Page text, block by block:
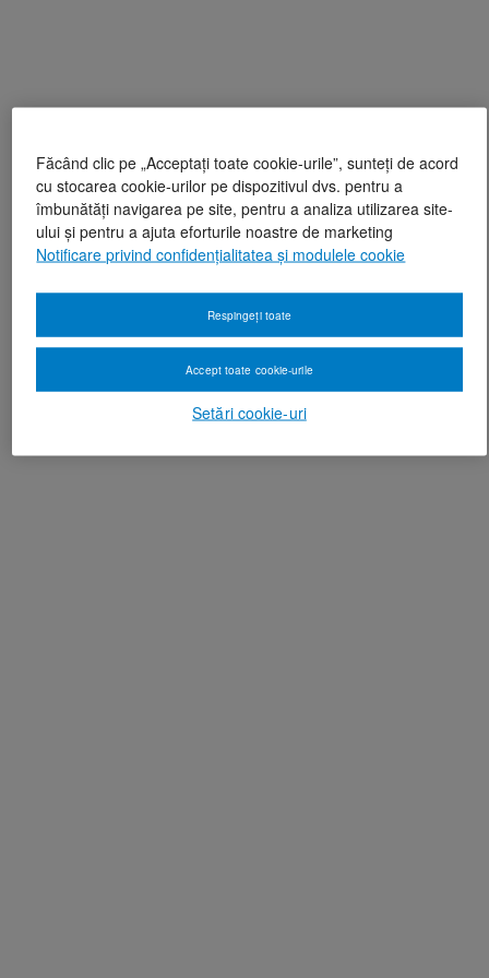
Făcând clic pe „Acceptați toate cookie-urile”, sunteți de acord
cu stocarea cookie-urilor pe dispozitivul dvs. pentru a
îmbunătăți navigarea pe site, pentru a analiza utilizarea site-
ului și pentru a ajuta eforturile noastre de marketing
Notificare privind confidențialitatea și modulele cookie
Setări cookie-uri
Respingeți toate
Accept toate cookie-urile